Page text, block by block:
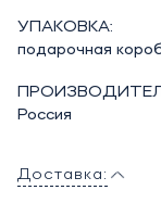
УПАКОВКА:
подарочная
Россия
Доставка: